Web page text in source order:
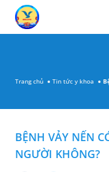
Trang chủ Tin tức y khoa
BỆNH VẢY NẾN
NGƯỜI KHÔNG?